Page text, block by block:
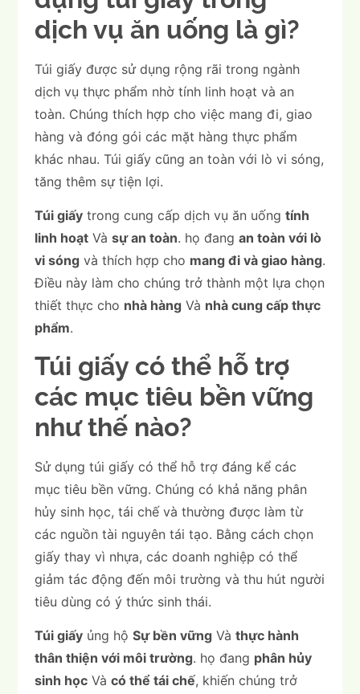
dịch vụ ăn uống là gì?
Túi giấy được sử dụng rộng rãi trong ngành
dịch vụ thực phẩm nhờ tính linh hoạt và an
toàn. Chúng thích hợp cho việc mang đi, giao
hàng và đóng gói các mặt hàng thực phẩm
khác nhau. Túi giấy cũng an toàn với lò vi sóng,
tăng thêm sự tiện lợi.
Túi giấytrong cung cấp dịch vụ ăn uống tính
linh hoạtVà sự an toàn. họ đang an toàn với lò
vi sóngvà thích hợp cho mang đi và giao hàng.
Điều này làm cho chúng trở thành một lựa chọn
thiết thực cho nhà hàngVà nhà cung cấp thực
phẩm.
Túi giấy có thể hỗ trợ
các mục tiêu bền vững
như thế nào?
Sử dụng túi giấy có thể hỗ trợ đáng kể các
mục tiêu bền vững. Chúng có khả năng phân
hủy sinh học, tái chế và thường được làm từ
các nguồn tài nguyên tái tạo. Bằng cách chọn
giấy thay vì nhựa, các doanh nghiệp có thể
giảm tác động đến môi trường và thu hút người
tiêu dùng có ý thức sinh thái.
Túi giấyủng hộ Sự bền vữngVà thực hành
thân thiện với môi trường. họ đang phân hủy
sinh họcVà có thể tái chế, khiến chúng trở